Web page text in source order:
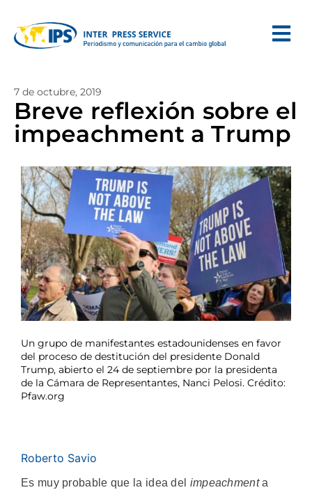
7 de octubre, 2019
Breve reflexión sobre el
impeachment a Trump
Un grupo de manifestantes estadounidenses en favor
del proceso de destitución del presidente Donald
Trump, abierto el 24 de septiembre por la presidenta
de la Cámara de Representantes, Nanci Pelosi. Crédito:
Pfaw.org
Roberto Savio
Es muy probable que la idea del impeachmenta